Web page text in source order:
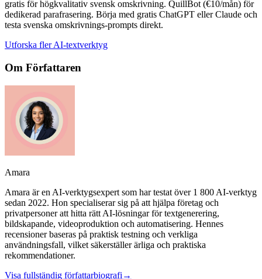
gratis för högkvalitativ svensk omskrivning. QuillBot (€10/mån) för
dedikerad parafrasering. Börja med gratis ChatGPT eller Claude och
testa svenska omskrivnings-prompts direkt.
Utforska fler AI-textverktyg
Om Författaren
Amara
Amara är en AI-verktygsexpert som har testat över 1 800 AI-verktyg
sedan 2022. Hon specialiserar sig på att hjälpa företag och
privatpersoner att hitta rätt AI-lösningar för textgenerering,
bildskapande, videoproduktion och automatisering. Hennes
recensioner baseras på praktisk testning och verkliga
användningsfall, vilket säkerställer ärliga och praktiska
rekommendationer.
Visa fullständig författarbiografi →